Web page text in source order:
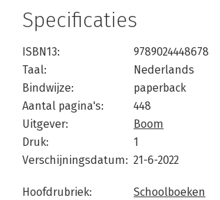
Specificaties
ISBN13:
9789024448678
Taal:
Nederlands
Bindwijze:
paperback
Aantal pagina's:
448
Uitgever:
Boom
Druk:
1
Verschijningsdatum: 21-6-2022
Hoofdrubriek: Schoolboeken